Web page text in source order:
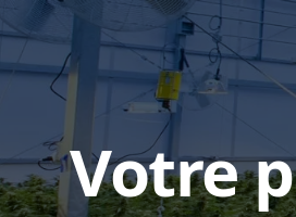
Skip to content
Votre